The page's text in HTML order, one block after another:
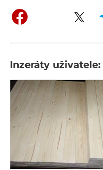
Inzeráty uživatele: